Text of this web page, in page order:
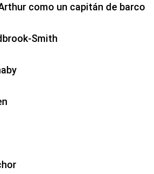
como un capitán de barco
Smith